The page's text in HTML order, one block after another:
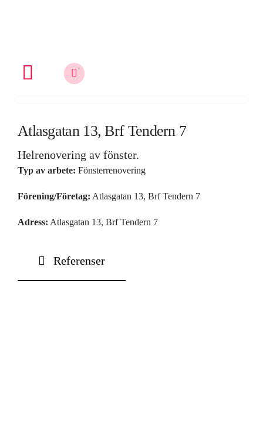
Toggle
Vem är du?
Atlasgatan 13, Brf Tendern 7
Helrenovering av fönster.
Typ av arbete: Fönsterrenovering
Förening/Företag: Atlasgatan 13, Brf Tendern 7
Adress: Atlasgatan 13, Brf Tendern 7
Referenser